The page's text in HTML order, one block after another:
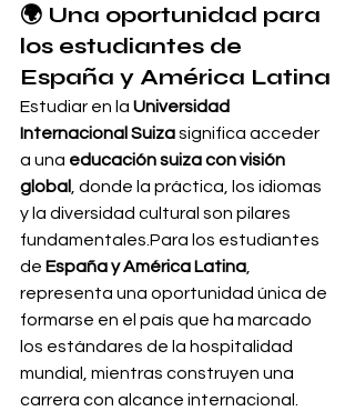
🌍 Una oportunidad para
los estudiantes de
España y América Latina
Estudiar en la Universidad
Internacional Suiza significa acceder
a una educación suiza con visión
global
, donde la práctica, los idiomas
y la diversidad cultural son pilares
fundamentales.Para los estudiantes
de España y América Latina
representa una oportunidad única de
formarse en el país que ha marcado
los estándares de la hospitalidad
mundial, mientras construyen una
carrera con alcance internacional.